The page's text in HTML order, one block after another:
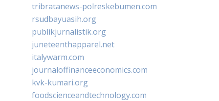
tribratanews-polreskebumen.com
rsudbayuasih.org
publikjurnalistik.org
juneteenthapparel.net
italywarm.com
journaloffinanceeconomics.com
kvk-kumari.org
foodscienceandtechnology.com